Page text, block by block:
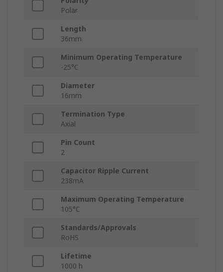
Polar
Length
36mm
Minimum Operating Temperature
-25°C
Diameter
16mm
Termination Type
Axial
Pin Count
2
Capacitor Ripple Current
238mA
Maximum Operating Temperature
105°C
Standards/Approvals
RoHS
Lifetime
1000 h